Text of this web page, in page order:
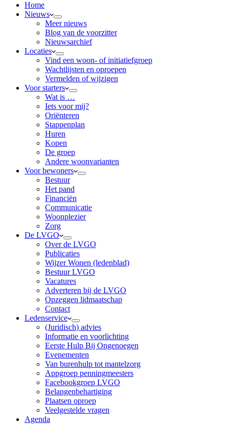
Home
Nieuws
Meer nieuws
Blog van de voorzitter
Nieuwsarchief
Locaties
Vind een woon- of initiatiefgroep
Wachtlijsten en oproepen
Vermelden of wijzigen
Voor starters
Wat is …
Iets voor mij?
Oriënteren
Stappenplan
Huren
Kopen
De groep
Andere woonvarianten
Voor bewoners
Bestuur
Het pand
Financiën
Communicatie
Woonplezier
Zorg
De LVGO
Over de LVGO
Publicaties
Wijzer Wonen (ledenblad)
Bestuur LVGO
Vacatures
Adverteren bij de LVGO
Opzeggen lidmaatschap
Contact
Ledenservice
(Juridisch) advies
Informatie en voorlichting
Eerste Hulp Bij Ongenoegen
Evenementen
Van burenhulp tot mantelzorg
Appgroep penningmeesters
Facebookgroep LVGO
Belangenbehartiging
Plaatsen oproep
Veelgestelde vragen
Agenda